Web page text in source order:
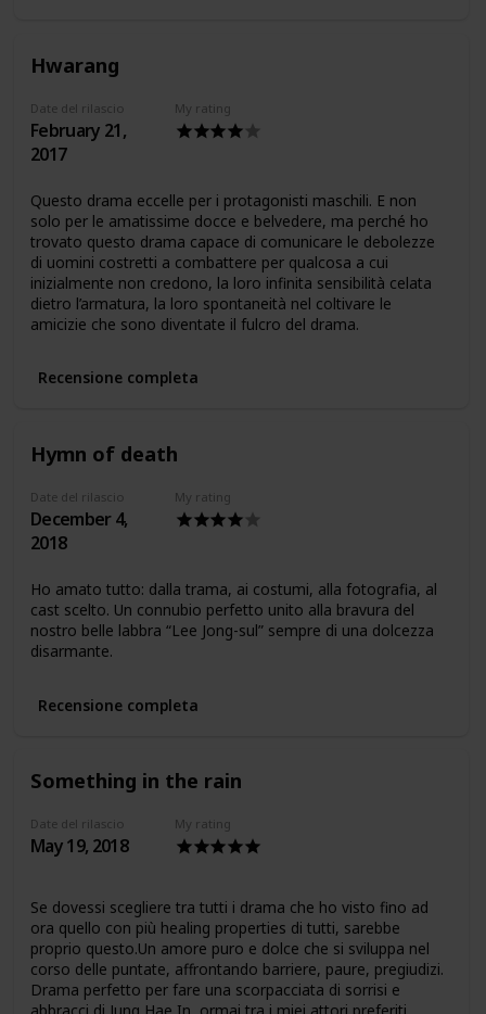
Hwarang
Date del rilascio
February 21,
2017
My rating
Questo drama eccelle per i protagonisti maschili. E non
solo per le amatissime docce e belvedere, ma perché ho
trovato questo drama capace di comunicare le debolezze
di uomini costretti a combattere per qualcosa a cui
inizialmente non credono, la loro infinita sensibilità celata
dietro l’armatura, la loro spontaneità nel coltivare le
amicizie che sono diventate il fulcro del drama.
Recensione completa
Hymn of death
Date del rilascio
December 4,
2018
My rating
Ho amato tutto: dalla trama, ai costumi, alla fotografia, al
cast scelto. Un connubio perfetto unito alla bravura del
nostro belle labbra “Lee Jong-sul” sempre di una dolcezza
disarmante.
Recensione completa
Something in the rain
Date del rilascio
May 19, 2018
My rating
Se dovessi scegliere tra tutti i drama che ho visto fino ad
ora quello con più healing properties di tutti, sarebbe
proprio questo.Un amore puro e dolce che si sviluppa nel
corso delle puntate, affrontando barriere, paure, pregiudizi.
Drama perfetto per fare una scorpacciata di sorrisi e